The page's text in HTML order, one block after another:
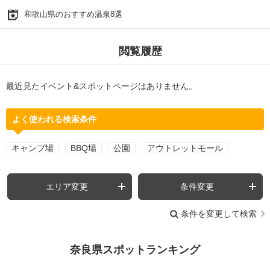
和歌山県のおすすめ温泉8選
閲覧履歴
最近見たイベント&スポットページはありません。
よく使われる検索条件
キャンプ場 BBQ場 公園 アウトレットモール
エリア変更 条件変更
条件を変更して検索
奈良県スポットランキング